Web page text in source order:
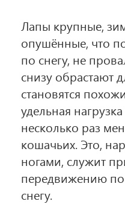
Лапы крупные,
опушённые, что
по снегу, не
снизу обрастают
становятся
удельная
несколько раз
кошачьих. Это,
ногами, служит
передвижению
снегу.